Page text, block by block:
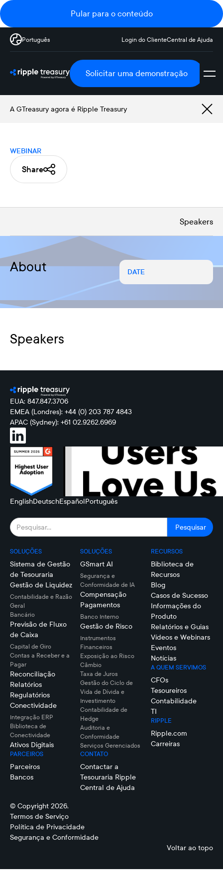
Pular para o conteúdo
Português Login do ClienteCentral de Ajuda
Solicitar uma demonstração
A GTreasury agora é Ripple Treasury
WEBINAR
Share
Speakers
About DATE
Speakers
EUA: 847.847.3706
EMEA (Londres): +44 (0) 203 787 4843
APAC (Sydney): +61 02.9262.6969
EnglishDeutschEspañolPortuguês
SOLUÇÕES
Sistema de Gestão
de Tesouraria
Gestão de Liquidez
Contabilidade e Razão
Geral
Bancário
Previsão de Fluxo
de Caixa
Capital de Giro
Contas a Receber e a
Pagar
Reconciliação
Relatórios
Regulatórios
Conectividade
Integração ERP
Biblioteca de
Conectividade
Ativos Digitais
PARCEIROS
Parceiros
Bancos
SOLUÇÕES
GSmart AI
Segurança e
Conformidade de IA
Compensação
Pagamentos
Banco Interno
Gestão de Risco
Instrumentos
Financeiros
Exposição ao Risco
Câmbio
Taxa de Juros
Gestão do Ciclo de
Vida de Dívida e
Investimento
Contabilidade de
Hedge
Auditoria e
Conformidade
Serviços Gerenciados
CONTATO
Contactar a
Tesouraria Ripple
Central de Ajuda
RECURSOS
Biblioteca de
Recursos
Blog
Casos de Sucesso
Informações do
Produto
Relatórios e Guias
Vídeos e Webinars
Eventos
Notícias
A QUEM SERVIMOS
CFOs
Tesoureiros
Contabilidade
TI
RIPPLE
Ripple.com
Carreiras
© Copyright 2026.
Termos de Serviço
Política de Privacidade
Segurança e Conformidade
Voltar ao topo